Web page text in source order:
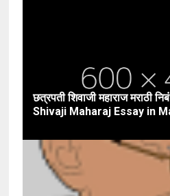
छत्रपती शिवाजी महाराज मराठी
Shivaji Maharaj Essay in